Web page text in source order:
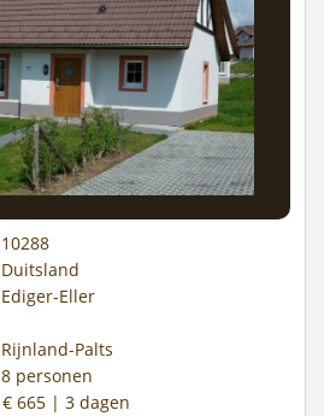
10288
Duitsland
Ediger-Eller
Rijnland-Palts
8 personen
€ 665 | 3 dagen